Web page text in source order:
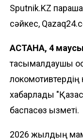
Sputnik.KZ
сәйкес,
АСТАНА, 4
тасымалдаушы
локомотивтердің
хабарлады
баспасөз қызметі.
2026 жылдың